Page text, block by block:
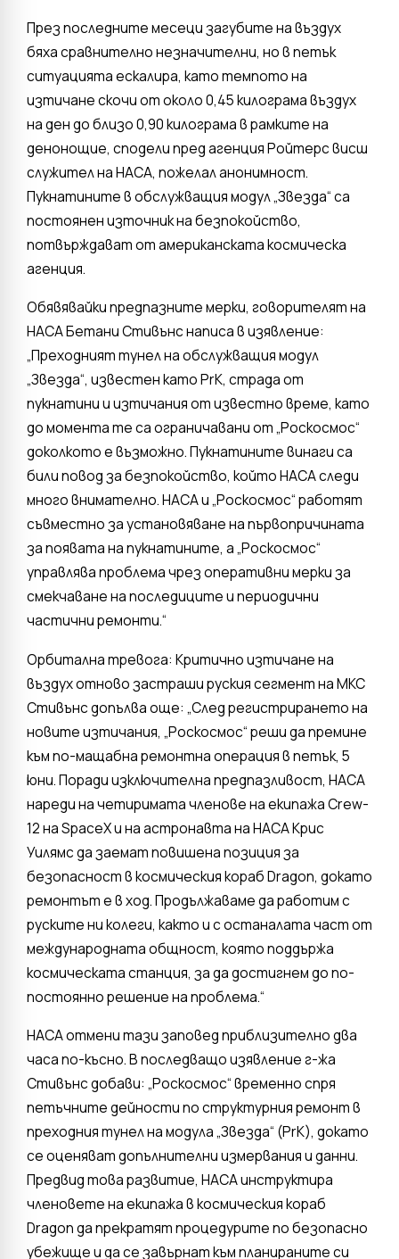
През последните месеци загубите на въздух
бяха сравнително незначителни, но в петък
ситуацията ескалира, като темпото на
изтичане скочи от около 0,45 килограма въздух
на ден до близо 0,90 килограма в рамките на
денонощие, сподели пред агенция Ройтерс висш
служител на НАСА, пожелал анонимност.
Пукнатините в обслужващия модул „Звезда“ са
постоянен източник на безпокойство,
потвърждават от американската космическа
агенция.
Обявявайки предпазните мерки, говорителят на
НАСА Бетани Стивънс написа в изявление:
„Преходният тунел на обслужващия модул
„Звезда“, известен като PrK, страда от
пукнатини и изтичания от известно време, като
до момента те са ограничавани от „Роскосмос“
доколкото е възможно. Пукнатините винаги са
били повод за безпокойство, който НАСА следи
много внимателно. НАСА и „Роскосмос“ работят
съвместно за установяване на първопричината
за появата на пукнатините, а „Роскосмос“
управлява проблема чрез оперативни мерки за
смекчаване на последиците и периодични
частични ремонти.“
Орбитална тревога: Критично изтичане на
въздух отново застраши руския сегмент на МКС
Стивънс допълва още: „След регистрирането на
новите изтичания, „Роскосмос“ реши да премине
към по-мащабна ремонтна операция в петък, 5
юни. Поради изключителна предпазливост, НАСА
нареди на четиримата членове на екипажа Crew-
12 на SpaceX и на астронавта на НАСА Крис
Уилямс да заемат повишена позиция за
безопасност в космическия кораб Dragon, докато
ремонтът е в ход. Продължаваме да работим с
руските ни колеги, както и с останалата част от
международната общност, която поддържа
космическата станция, за да достигнем до по-
постоянно решение на проблема.“
НАСА отмени тази заповед приблизително два
часа по-късно. В последващо изявление г-жа
Стивънс добави: „Роскосмос“ временно спря
петъчните дейности по структурния ремонт в
преходния тунел на модула „Звезда“ (PrK), докато
се оценяват допълнителни измервания и данни.
Предвид това развитие, НАСА инструктира
членовете на екипажа в космическия кораб
Dragon да прекратят процедурите по безопасно
убежище и да се завърнат към планираните си